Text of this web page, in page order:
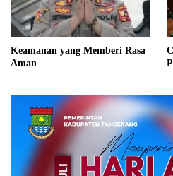
Keamanan yang Memberi Rasa
Aman